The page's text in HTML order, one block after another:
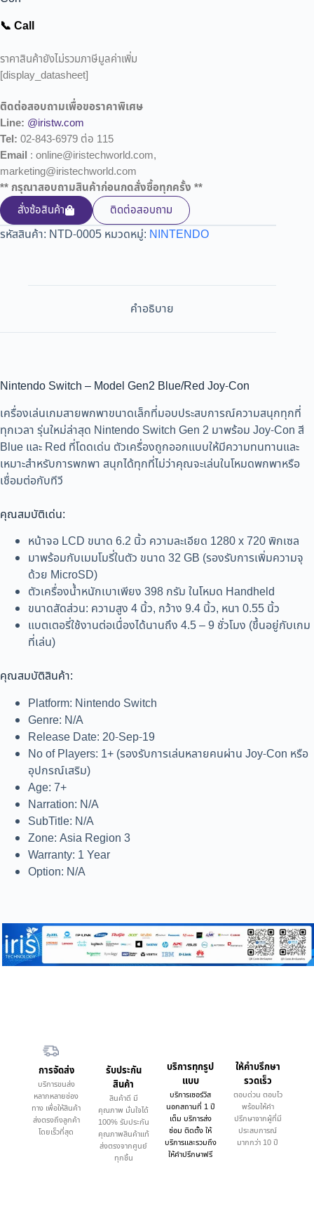
📞 Call
ราคาสินค้ายังไม่รวมภาษีมูลค่าเพิ่ม
[display_datasheet]
ติดต่อสอบถามเพื่อขอราคาพิเศษ
Line: @iristw.com
Tel: 02-843-6979 ต่อ 115
Email : online@iristechworld.com,
marketing@iristechworld.com
** กรุณาสอบถามสินค้าก่อนกดสั่งซื้อทุกครั้ง **
สั่งซ้อสินค้า
ติดต่อสอบถาม
รหัสสินค้า: NTD-0005 หมวดหมู่: NINTENDO
คำอธิบาย
Nintendo Switch – Model Gen2 Blue/Red Joy-Con
เครื่องเล่นเกมสายพกพาขนาดเล็กที่มอบประสบการณ์ความสนุกทุกที่
ทุกเวลา รุ่นใหม่ล่าสุด Nintendo Switch Gen 2 มาพร้อม Joy-Con สี
Blue และ Red ที่โดดเด่น ตัวเครื่องถูกออกแบบให้มีความทนทานและ
เหมาะสำหรับการพกพา สนุกได้ทุกที่ไม่ว่าคุณจะเล่นในโหมดพกพาหรือ
เชื่อมต่อกับทีวี
คุณสมบัติเด่น:
หน้าจอ LCD ขนาด 6.2 นิ้ว ความละเอียด 1280 x 720 พิกเซล
มาพร้อมกับเมมโมรี่ในตัว ขนาด 32 GB (รองรับการเพิ่มความจุ
ด้วย MicroSD)
ตัวเครื่องน้ำหนักเบาเพียง 398 กรัม ในโหมด Handheld
ขนาดสัดส่วน: ความสูง 4 นิ้ว, กว้าง 9.4 นิ้ว, หนา 0.55 นิ้ว
แบตเตอรี่ใช้งานต่อเนื่องได้นานถึง 4.5 – 9 ชั่วโมง (ขึ้นอยู่กับเกม
ที่เล่น)
คุณสมบัติสินค้า:
Platform: Nintendo Switch
Genre: N/A
Release Date: 20-Sep-19
No of Players: 1+ (รองรับการเล่นหลายคนผ่าน Joy-Con หรือ
อุปกรณ์เสริม)
Age: 7+
Narration: N/A
SubTitle: N/A
Zone: Asia Region 3
Warranty: 1 Year
Option: N/A
การจัดส่ง
บริการขนส่ง
หลากหลายช่อง
ทาง เพื่อให้สินค้า
ส่งตรงถึงลูกค้า
โดยเร็วที่สุด
รับประกัน
สินค้า
สินค้าดี มี
คุณภาพ มั่นใจได้
100% รับประกัน
คุณภาพสินค้าแท้
ส่งตรงจากศูนย์
ทุกชิ้น
บริการทุกรูป
แบบ
บริการเซอร์วิส
นอกสถานที่ 1 ปี
เต็ม บริการส่ง
ซ่อม ติดตั้ง ให้
บริการและรวมถึง
ให้คำปรึกษาฟรี
ให้คำบรึกษา
รวดเร็ว
ตอบด่วน ตอบไว
พร้อมให้คำ
ปรึกษาจากผู้ที่มี
ประสบการณ์
มากกว่า 10 ปี